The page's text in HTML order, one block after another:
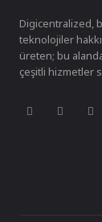
Digicentralized,
teknolojiler
üreten; bu
çeşitli hizmetler